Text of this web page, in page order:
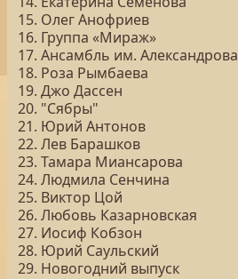
15. Олег Анофриев
16. Группа «Мираж»
17. Ансамбль им. Александрова
18. Роза Рымбаева
19. Джо Дассен
20. "Сябры"
21. Юрий Антонов
22. Лев Барашков
23. Тамара Миансарова
24. Людмила Сенчина
25. Виктор Цой
26. Любовь Казарновская
27. Иосиф Кобзон
28. Юрий Саульский
29. Новогодний выпуск